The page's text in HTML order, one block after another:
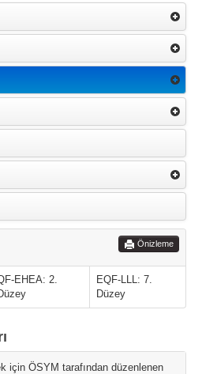
Önizleme
EHEA: 2.
EQF-LLL: 7.
Düzey
için ÖSYM tarafından düzenlenen